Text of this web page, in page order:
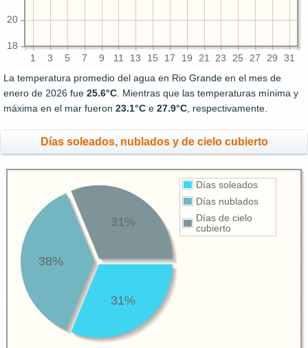
1 3 5 7 9 11 13 15 17 19 21 23 25 27 29 31
18
20
La temperatura promedio del agua en Rio Grande en el mes de
enero de 2026 fue 25.6°C . Mientras que las temperaturas mínima y
máxima en el mar fueron 23.1°C e 27.9°C , respectivamente.
Días soleados, nublados y de cielo cubierto
Días soleados
Días nublados
Días de cielo
cubierto
31%
38%
31%